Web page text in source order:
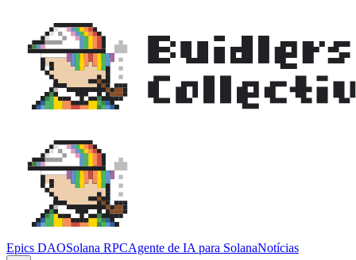
Epics DAOSolana RPCAgente de IA para SolanaNotícias